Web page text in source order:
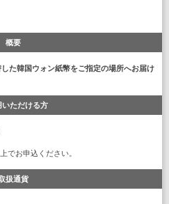
概要
た韓国ウォン紙幣をご指定の場所へお届け
いただける方
でお申込ください。
扱通貨